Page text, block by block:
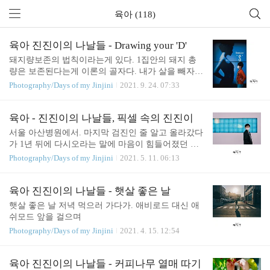
육아 (118)
육아 진진이의 나날들 - Drawing your 'D'
돼지량보존의 법칙이라는게 있다. 1집안의 돼지 총
량은 보존된다는게 이론의 골자다. 내가 살을 빼자
급격히 살이 찌기 시작한 진진이를 보니 잘못된게 아
Photography/Days of my Jinjini 2021. 9. 24. 07:33
육아 - 진진이의 나날들, 픽셀 속의 진진이
서울 아산병원에서. 마지막 검진인 줄 알고 올라갔다
가 1년 뒤에 다시오라는 말에 마음이 힘들어졌던 날.
시력이 계속 나빠질거라고 하는데 컴퓨터와 핸드폰
Photography/Days of my Jinjini 2021. 5. 11. 06:13
육아 진진이의 나날들 - 햇살 좋은 날
햇살 좋은 날 저녁 먹으러 가다가. 애비로드 대신 애
쉬모드 앞을 걸으며
Photography/Days of my Jinjini
2021. 4. 15. 12:54
육아 진진이의 나날들 - 커피나무 열매 따기